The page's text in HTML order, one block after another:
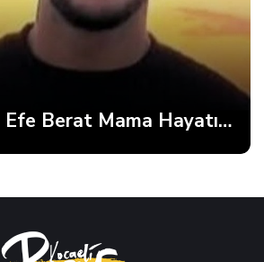
21 Yaşındaki Efe Berat Mama Hayatını Kaybetti